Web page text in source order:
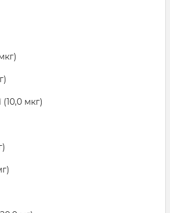
(10,0 мкг)